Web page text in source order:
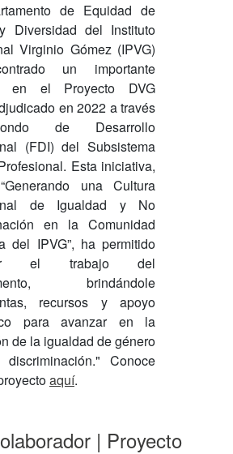
de Equidad de
Diversidad del Instituto
Virginio Gómez (IPVG)
un importante
en el Proyecto DVG
en 2022 a través
de Desarrollo
(FDI) del Subsistema
Esta iniciativa,
una Cultura
de Igualdad y No
en la Comunidad
del IPVG”, ha permitido
el trabajo del
brindándole
recursos y apoyo
para avanzar en la
de la igualdad de género
Conoce
aquí.
| Proyecto